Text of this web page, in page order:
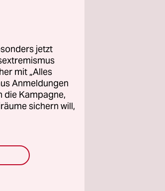
jetzt
mit „Alles
Anmeldungen
die Kampagne,
sichern will,